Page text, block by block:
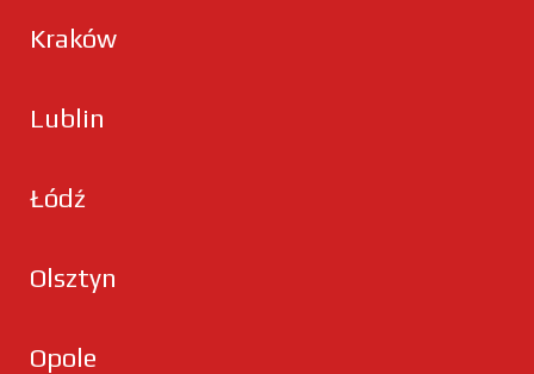
Kraków
Lublin
Łódź
Olsztyn
Opole